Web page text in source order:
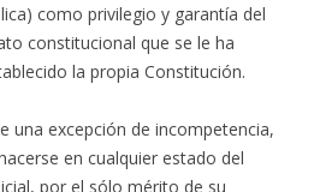
como privilegio y garantía del
constitucional que se le ha
la propia Constitución.
una excepción de incompetencia,
en cualquier estado del
por el sólo mérito de su